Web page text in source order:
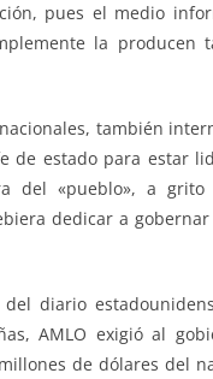
pues el medio
la producen
también
de estado para estar
del «pueblo», a
dedicar a
diario
AMLO exigió al
de dólares del